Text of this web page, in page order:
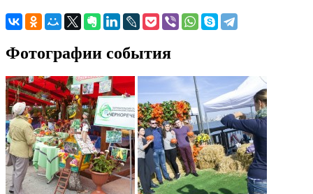
Фотографии события